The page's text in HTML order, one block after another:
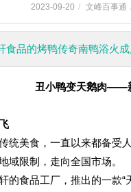
2023-09-20 / 文峰百事通
品的烤鸭传奇南鸭浴火
丑小鸭变天鹅肉——
统美食，一直以来都备受
域限制，走向全国市场。
的食品工厂，推出的一款